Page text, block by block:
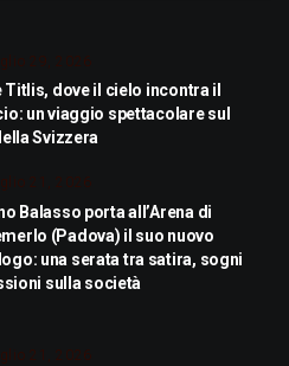
29, 2026
Titlis, dove il cielo incontra il
un viaggio spettacolare sul
Svizzera
21, 2026
Balasso porta all’Arena di
(Padova) il suo nuovo
una serata tra satira, sogni
sulla società
21, 2026